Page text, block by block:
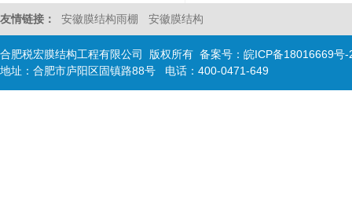
友情链接： 安徽膜结构雨棚 安徽膜结构
合肥税宏膜结构工程有限公司 版权所有 备案号： 皖ICP备18016669号-
地址：合肥市庐阳区固镇路88号 电话：400-0471-649